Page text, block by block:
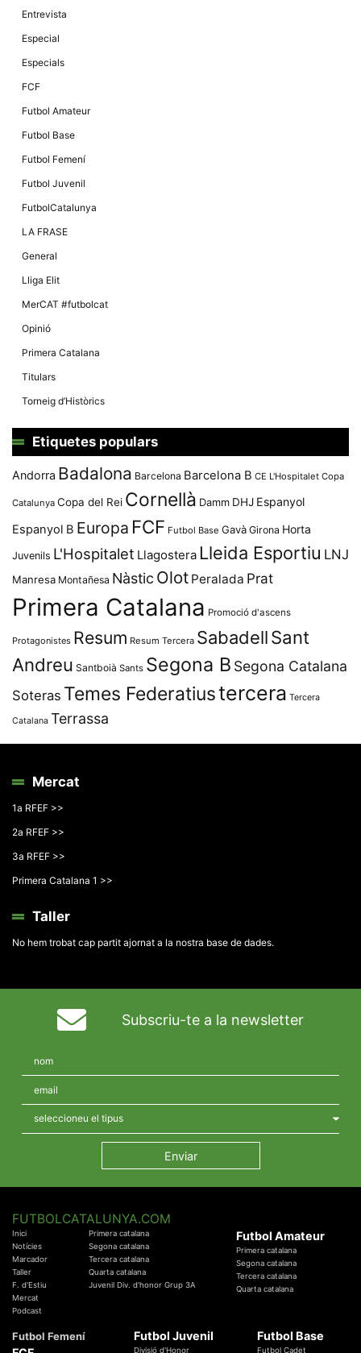
Entrevista
Especial
Especials
FCF
Futbol Amateur
Futbol Base
Futbol Femení
Futbol Juvenil
FutbolCatalunya
LA FRASE
General
Lliga Elit
MerCAT #futbolcat
Opinió
Primera Catalana
Titulars
Torneig d’Històrics
Etiquetes populars
Andorra Badalona Barcelona Barcelona B CE L'Hospitalet Copa
Catalunya Copa del Rei Cornellà Damm DHJ Espanyol
Espanyol B Europa FCF Futbol Base Gavà Girona Horta
Juvenils L'Hospitalet Llagostera Lleida Esportiu LNJ
Manresa Montañesa Nàstic Olot Peralada Prat
Primera Catalana Promoció d'ascens
Protagonistes Resum Resum Tercera SabadellSant
Andreu Santboià Sants Segona B Segona Catalana
Soteras Temes Federatiustercera Tercera
Catalana Terrassa
Mercat
1a RFEF >>
2a RFEF >>
3a RFEF >>
Primera Catalana 1 >>
Taller
No hem trobat cap partit ajornat a la nostra base de dades.
Subscriu-te a la newsletter
FUTBOLCATALUNYA.COM
Inici
Notícies
Marcador
Taller
F. d'Estiu
Mercat
Podcast
Primera catalana
Segona catalana
Tercera catalana
Quarta catalana
Juvenil Div. d'honor Grup 3A
Futbol Amateur
Primera catalana
Segona catalana
Tercera catalana
Quarta catalana
Futbol Femení Futbol Juvenil
Divisió d'Honor
Futbol Base
Futbol Cadet